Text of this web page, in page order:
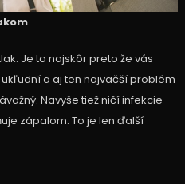
Je to najskôr preto že vás
a aj ten najväčší problém
Navyše tiež ničí infekcie
zápalom. To je len ďalší